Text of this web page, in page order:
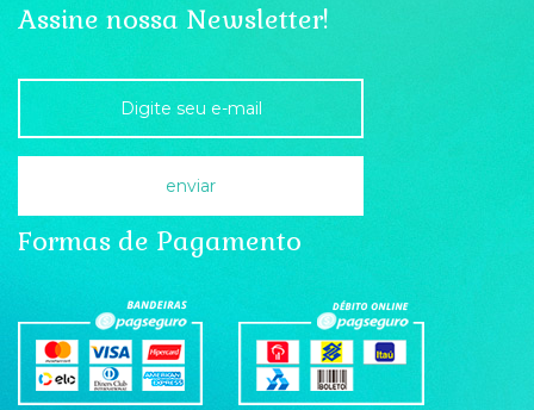
Assine nossa Newsletter!
Formas de Pagamento